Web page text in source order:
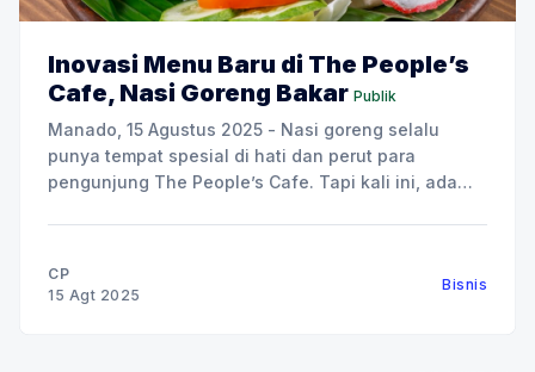
Inovasi Menu Baru di The People’s
Cafe, Nasi Goreng Bakar Publik
Manado, 15 Agustus 2025 - Nasi goreng selalu
punya tempat spesial di hati dan perut para
pengunjung The People’s Cafe. Tapi kali ini, ada
Nasi Goreng Bakar
CP
15 Agt 2025
Bisnis